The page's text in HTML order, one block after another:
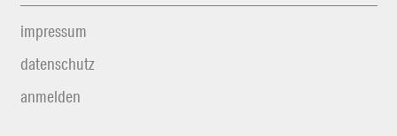
impressum
datenschutz
anmelden